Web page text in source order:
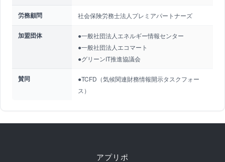
労務顧問 社会保険労務士法人プレミアパートナーズ
加盟団体
●一般社団法人エネルギー情報センター
●一般社団法人エコマート
●グリーンIT推進協議会
賛同
●TCFD（気候関連財務情報開示タスクフォー
ス）
アプリポ